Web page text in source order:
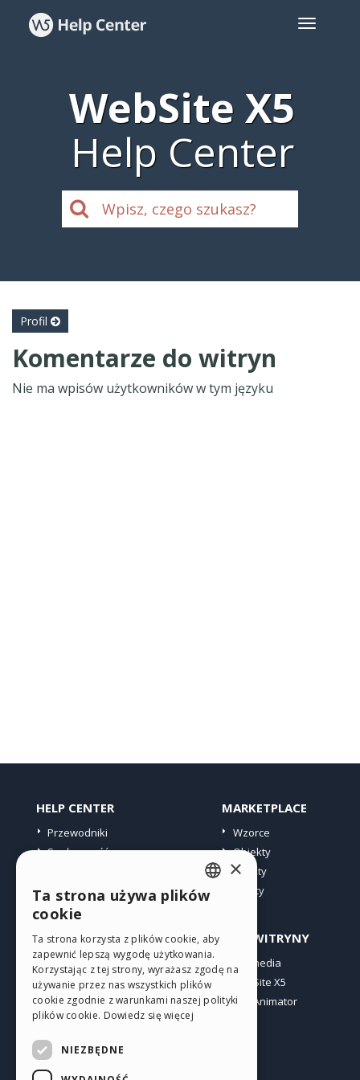
WebSite X5
Help Center
Profil
Komentarze do witryn
Nie ma wpisów użytkowników w tym języku
HELP CENTER
Przewodniki
Społeczność
MARKETPLACE
Wzorce
Obiekty
Punkty
Oferty
PROFIL
Moje wpisy
Moje licencje
Pobieranie
Web hosting
INNE WITRYNY
Incomedia
WebSite X5
WebAnimator
ENGLISH
GERMAN
SPANISH
PORTUGUESE
×
Ta strona używa plików
cookie
Ta strona korzysta z plików cookie, aby
zapewnić lepszą wygodę użytkowania.
Korzystając z tej strony, wyrażasz zgodę na
używanie przez nas wszystkich plików
cookie zgodnie z warunkami naszej polityki
plików cookie. Dowiedz się więcej
NIEZBĘDNE